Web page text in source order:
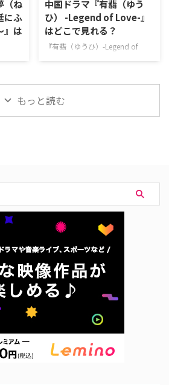
日間
らえ
る。
金は一切かからない！ ＼新規な
ら31日間無料／ 『凌雲伝』U-
NEXT視聴ページ >>詳細 動画配
信サービス配信状況 U-NEXT
（ね
にふ
』は
あん
配信
トな
む）
動
たた
中国ドラマ『有翡（ゆう
ひ） -Legend of Love-』
はどこで見れる？
『有翡（ゆうひ）-Legend of
Love-』を視聴できる動画配信サ
スト、スタッフなどの情報につい
てもまとめて紹介する。 『有翡
（ゆうひ） -Legend of Love-』配
信状況 『有翡（ゆうひ） -
トドラマ『山河令』の原作者
Priestのベストセラー小説をドラ
もっと読む